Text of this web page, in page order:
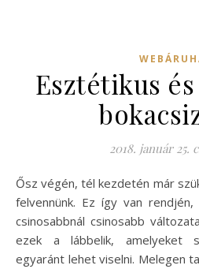
Esztétikus
2018. január 25.
Ősz végén, tél kezdetén már szükséges melegebb lábbelit
felvennünk. Ez így van
csinosabbnál csinosabb
ezek a lábbelik, amelyeket
egyaránt lehet viselni. Melegen